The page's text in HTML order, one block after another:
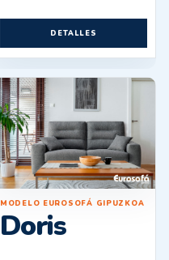
DETALLES
MODELO EUROSOFÁ GIPUZKOA
Doris